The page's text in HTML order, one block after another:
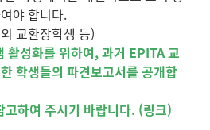
야 합니다.
교환장학생 등)
활성화를 위하여, 과거 EPITA 교
학생들의 파견보고서를 공개합
하여 주시기 바랍니다. (링크)